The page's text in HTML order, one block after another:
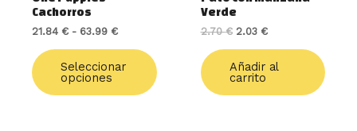
Cachorros
21.84 € - 63.99 €
Seleccionar
opciones
producto
Verde
2.70€ 2.03 €
Añadir al
carrito